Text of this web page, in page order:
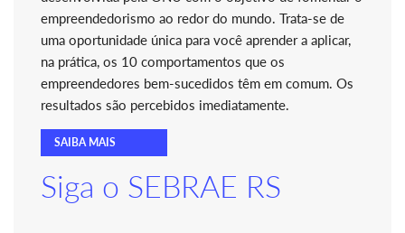
empreendedorismo ao redor do mundo. Trata-se de
uma oportunidade única para você aprender a aplicar,
na prática, os 10 comportamentos que os
empreendedores bem-sucedidos têm em comum. Os
resultados são percebidos imediatamente.
SAIBA MAIS
Siga o SEBRAE RS